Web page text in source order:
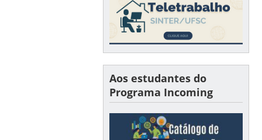
Aos estudantes do
Programa Incoming